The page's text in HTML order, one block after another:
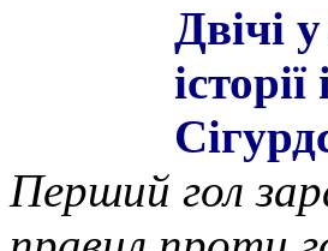
Двічі
Перший гол